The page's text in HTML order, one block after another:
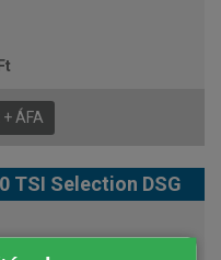
ÁFA
TSI Selection DSG